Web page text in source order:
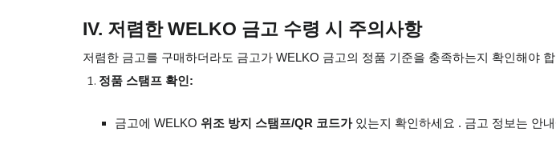
IV. 저렴한 WELKO 금고 수령 시 주의사항
저렴한 금고를 구매하더라도 금고가 WELKO 금고의 정품 기준을 충족하는지 확인해야
정품 스탬프 확인:
금고에 WELKO 위조 방지 스탬프/QR 코드가있는지 확인하세요 . 금고 정보는 안